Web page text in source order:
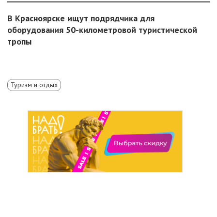
В Красноярске ищут подрядчика для
оборудования 50-километровой туристической
тропы
Туризм и отдых